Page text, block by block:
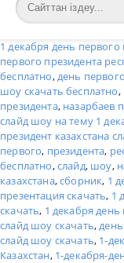
1 декабря день первого
первого президента
бесплатно, день
шоу скачать бесплатно,
президента, назарбаев
слайд шоу на тему 1
президент казахстана
первого, президента,
бесплатно,слайд, шоу,
казахстана,сборник, 1
презентация скачать, 1
скачать, 1 декабря день
слайд шоу скачать,
слайд шоу скачать, 1-
Казахстан, 1-декабря-